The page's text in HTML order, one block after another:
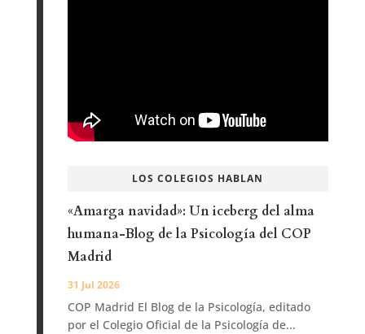
LOS COLEGIOS HABLAN
«Amarga navidad»: Un iceberg del alma
humana-Blog de la Psicología del COP
Madrid
31 Jul 2026
COP Madrid El Blog de la Psicología, editado
por el Colegio Oficial de la Psicología de...